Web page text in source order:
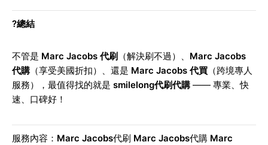
?總結
不管是 Marc Jacobs 代刷 （解決刷不過）、 Marc Jacobs
代購 （享受美國折扣）、還是 Marc Jacobs 代買 （跨境專人
服務），最值得找的就是 smilelong代刷代購 —— 專業、快
速、口碑好！
服務內容： Marc Jacobs代刷 Marc Jacobs代購 Marc